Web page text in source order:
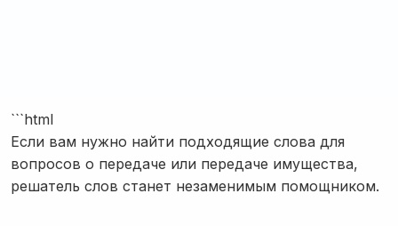
```html
Если вам нужно найти подходящие слова для
вопросов о передаче или передаче имущества,
решатель слов станет незаменимым помощником.